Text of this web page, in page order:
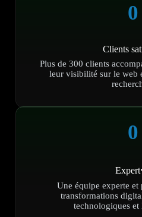
0
Clients
Plus de 300 clients
leur visibilité sur le web
0
Expert
Une équipe experte et
transformations
technologiques et